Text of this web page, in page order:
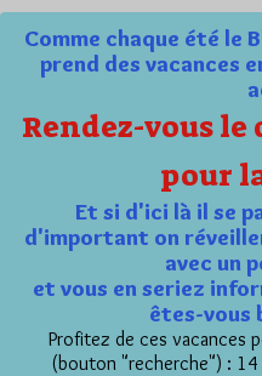
Comme chaque été le
prend des vacances
Rendez-vous
pour
Et si d'ici là il se
d'important on
avec un
et vous en seriez
êtes-vous
Profitez de ces vacances
(bouton "recherche") :